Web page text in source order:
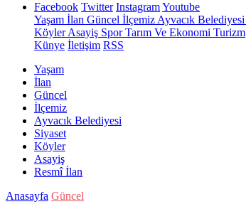
Facebook Twitter InstagramYoutube
Yaşam İlan Güncel İlçemiz Ayvacık Belediyesi
KöylerAsayiş SporTarım Ve Ekonomi Turizm
Künye İletişim RSS
Yaşam
İlan
Güncel
İlçemiz
Ayvacık Belediyesi
Siyaset
Köyler
Asayiş
Resmî İlan
Anasayfa Güncel